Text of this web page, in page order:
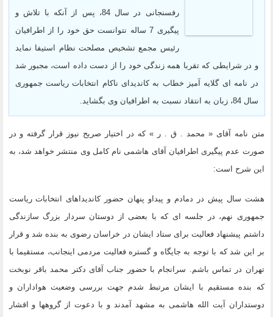
رفسنجانی در سال 84، پس از آنکه با تلاش و
پیگیری 7 ساله نتوانست حق خود را از اطرافیان
رئیس مجمع تشخیص مصلحت نظام استیفا نماید
و در شرایطی که تقربا همه زندگی خود را از دست داده است، مجبور شد
در نامه ای گلایه آمیز خطاب به کاندیدای ناکام انتخابات ریاست جمهوری
سال 84، زبان به انتقاد نسبت به اطرافیان وی بگشاید.
متن نامه آقای « محمد . ق . ر » که در اختیار صریح نیوز قرار گرفته و در
صورت عدم پیگیری اطرافیان آقای هاشمی نام کامل وی منتشر خواهد شد، به
این شرح است:
هشت سال پیش در دمادم و پیداو پنهان حضور کاندیداهای انتخابات ریاست
جمهوری نهم، در جلسه ای که با بعضی از دوستان سردار بزرگ سازندگی
داشتم پیشنهاد فعالیت برای ستاد ایشان در خراسان رضوی به بنده شد و قرار
بر این شد که با توجه به جایگاه و گستره فعالیت مردمی اینجانب، مستقیما با
تهران در تماس باشم. سرانجام با حضور جناب آقای دکتر محمد باقر نوبخت
که بنده مستقیم با ایشان مرتبط شدم جهت بررسی وضعیت هواداران و
دوستداران آیت الله هاشمی به مشهد آمدند و با دعوت از گروهها و اقشار